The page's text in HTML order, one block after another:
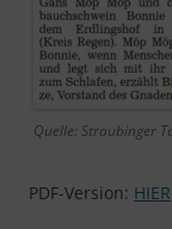
Quelle: Straubinger
PDF-Version: HIER